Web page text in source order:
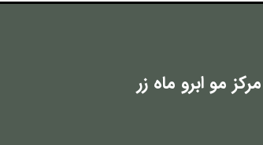
مرکز مو ابرو ماه زر